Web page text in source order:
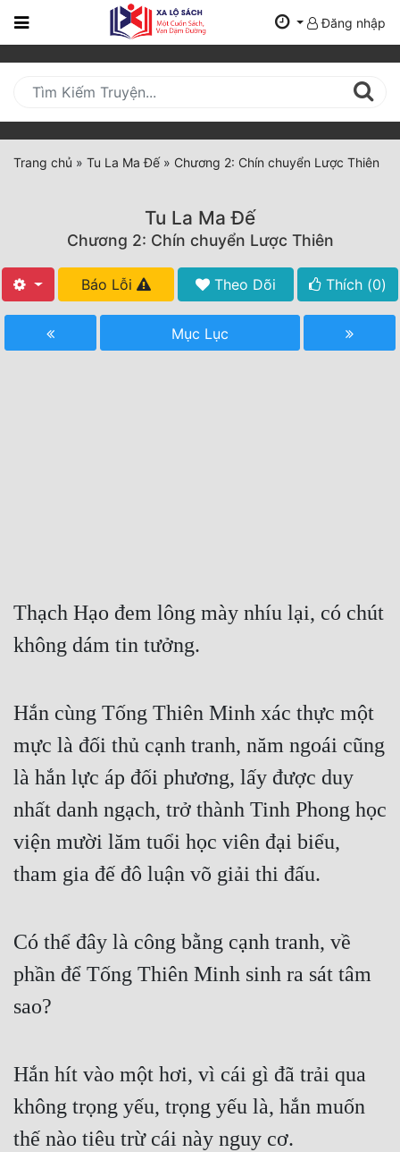
Trang
Mới
Cập
Nhật
(current)
Tất Cả
Truyện ngắn
Xa Lộ Dịch
Cung Đấu
Cạnh Kỹ
Cổ Tiên Hiệp
Cổ Đại
Du Hí
Dã Sử
Góc Nhìn Nữ
Huyền Huyễn
Huyền Nghi
Đăng nhập
Trang chủ » Tu La Ma Đế » Chương 2: Chín chuyển Lược Thiên
Tu La Ma Đế
Chương 2: Chín chuyển Lược Thiên
Báo Lỗi Theo Dõi Thích (0)
Mục Lục
Thạch Hạo đem lông mày nhíu lại, có chút
không dám tin tưởng.
Hắn cùng Tống Thiên Minh xác thực một
mực là đối thủ cạnh tranh, năm ngoái cũng
là hắn lực áp đối phương, lấy được duy
nhất danh ngạch, trở thành Tinh Phong học
viện mười lăm tuổi học viên đại biểu,
tham gia đế đô luận võ giải thi đấu.
Có thể đây là công bằng cạnh tranh, về
phần để Tống Thiên Minh sinh ra sát tâm
sao?
Hắn hít vào một hơi, vì cái gì đã trải qua
không trọng yếu, trọng yếu là, hắn muốn
thế nào tiêu trừ cái này nguy cơ.